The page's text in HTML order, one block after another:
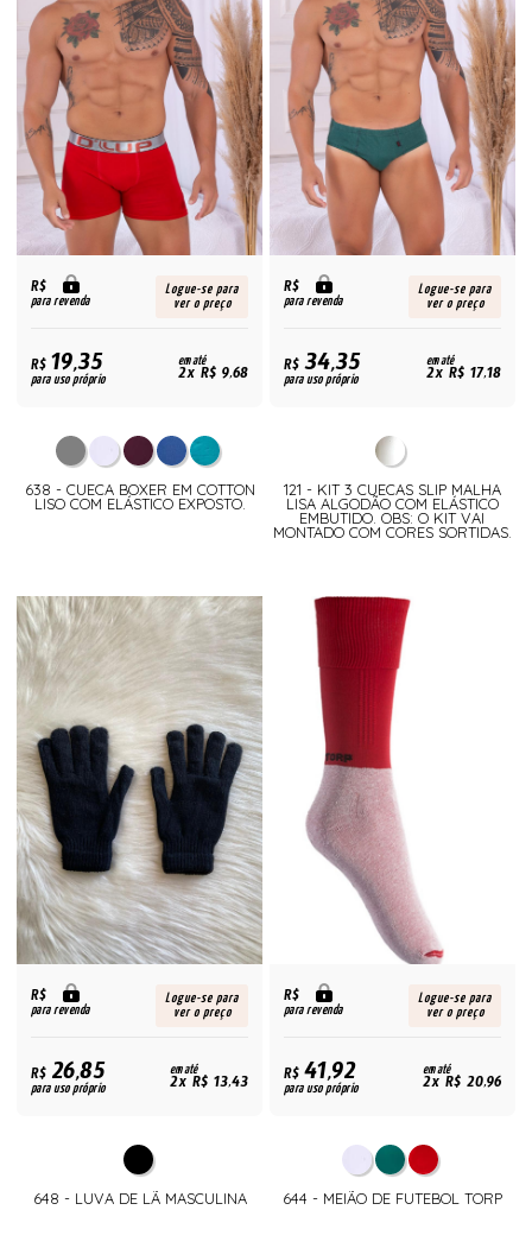
R$
para revenda
Logue-se para
ver o preço
R$19,35
para uso próprio
em até
2x R$ 9,68
638 - CUECA BOXER EM COTTON
LISO COM ELÁSTICO EXPOSTO.
R$
para revenda
Logue-se para
ver o preço
R$34,35
para uso próprio
em até
2x R$ 17,18
121 - KIT 3 CUECAS SLIP MALHA
LISA ALGODÃO COM ELÁSTICO
EMBUTIDO. OBS: O KIT VAI
MONTADO COM CORES SORTIDAS.
R$
para revenda
Logue-se para
ver o preço
R$26,85
para uso próprio
em até
2x R$ 13,43
648 - LUVA DE LÃ MASCULINA
R$
para revenda
Logue-se para
ver o preço
R$41,92
para uso próprio
em até
2x R$ 20,96
644 - MEIÃO DE FUTEBOL TORP